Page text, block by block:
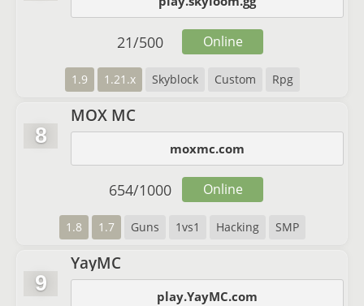
1.9 1.21.x Skyblock Custom Rpg
21/500 Online
8
MOX MC
moxmc.com
1.8 1.7 Guns 1vs1 Hacking SMP
654/1000 Online
9
YayMC
play.YayMC.com